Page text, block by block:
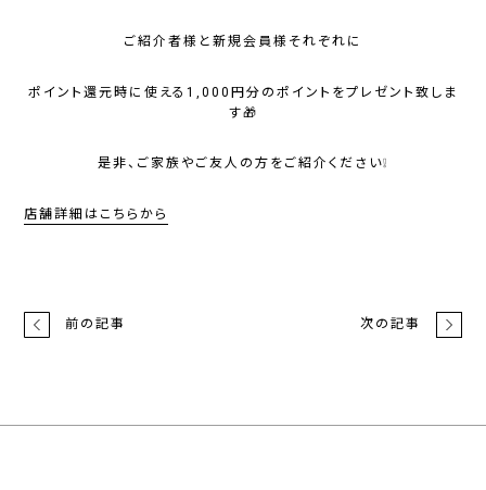
ご紹介者様と新規会員様それぞれに
ポイント還元時に使える1,000円分のポイントをプレゼント致しま
す🎁
是非、ご家族やご友人の方をご紹介ください❕
店舗詳細はこちらから
前の記事 次の記事